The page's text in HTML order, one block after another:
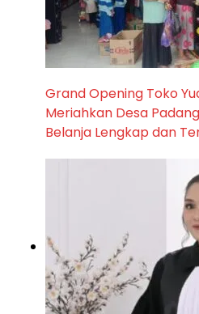
Grand Opening Toko
Meriahkan Desa
Belanja Lengkap dan